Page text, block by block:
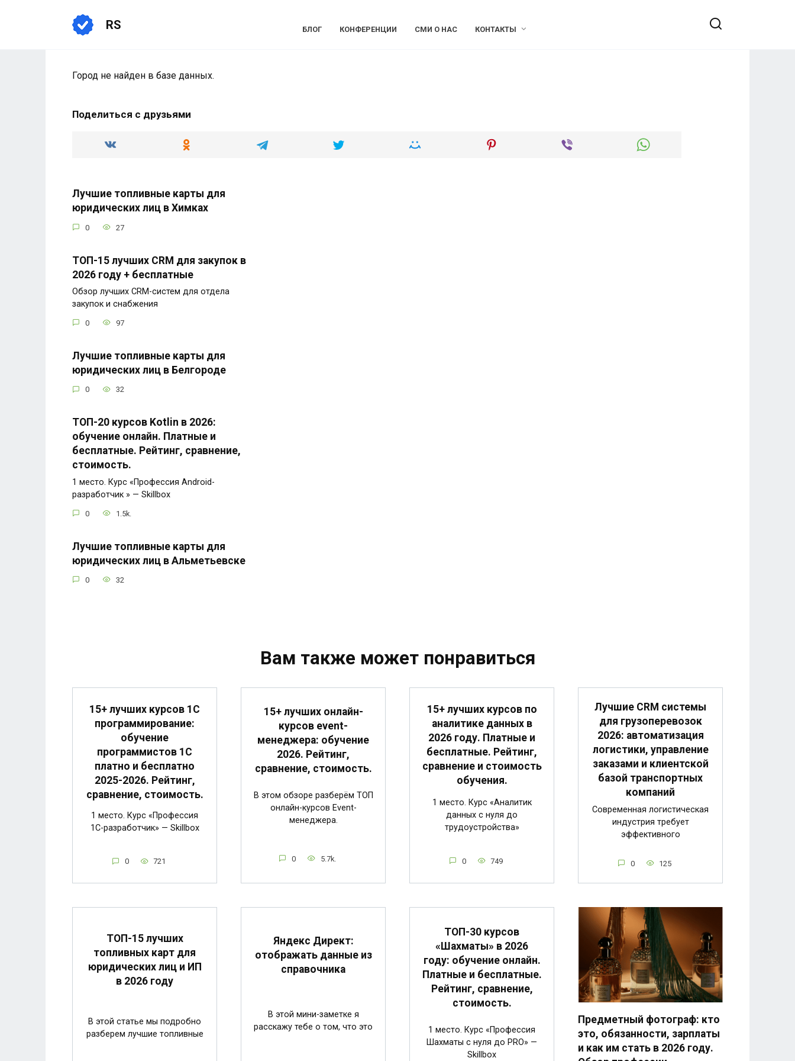
RS БЛОГ КОНФЕРЕНЦИИ СМИ О НАС КОНТАКТЫ
Город не найден в базе данных.
Поделиться с друзьями
Лучшие топливные карты для
юридических лиц в Химках
0 27
ТОП-15 лучших CRM для закупок в
2026 году + бесплатные
Обзор лучших CRM-систем для отдела
закупок и снабжения
0 97
Лучшие топливные карты для
юридических лиц в Белгороде
0 32
ТОП-20 курсов Kotlin в 2026:
обучение онлайн. Платные и
бесплатные. Рейтинг, сравнение,
стоимость.
1 место. Курс «Профессия Android-
разработчик » — Skillbox
0 1.5k.
Лучшие топливные карты для
юридических лиц в Альметьевске
0 32
Вам также может понравиться
15+ лучших курсов 1С
программирование:
обучение
программистов 1С
платно и бесплатно
2025-2026. Рейтинг,
сравнение, стоимость.
1 место. Курс «Профессия
1C-разработчик» — Skillbox
0 721
15+ лучших онлайн-
курсов event-
менеджера: обучение
2026. Рейтинг,
сравнение, стоимость.
В этом обзоре разберём ТОП
онлайн-курсов Event-
менеджера.
0 5.7k.
15+ лучших курсов по
аналитике данных в
2026 году. Платные и
бесплатные. Рейтинг,
сравнение и стоимость
обучения.
1 место. Курс «Аналитик
данных с нуля до
трудоустройства»
0 749
Лучшие CRM системы
для грузоперевозок
2026: автоматизация
логистики, управление
заказами и клиентской
базой транспортных
компаний
Современная логистическая
индустрия требует
эффективного
0 125
ТОП-15 лучших
топливных карт для
юридических лиц и ИП
в 2026 году
В этой статье мы подробно
разберем лучшие топливные
Яндекс Директ:
отображать данные из
справочника
В этой мини-заметке я
расскажу тебе о том, что это
ТОП-30 курсов
«Шахматы» в 2026
году: обучение онлайн.
Платные и бесплатные.
Рейтинг, сравнение,
стоимость.
1 место. Курс «Профессия
Шахматы с нуля до PRO» —
Skillbox
Предметный фотограф: кто
это, обязанности, зарплаты
и как им стать в 2026 году.